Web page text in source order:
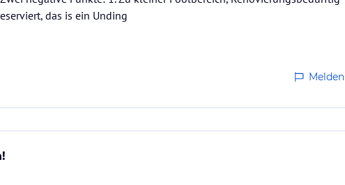
das is ein Unding
Melden